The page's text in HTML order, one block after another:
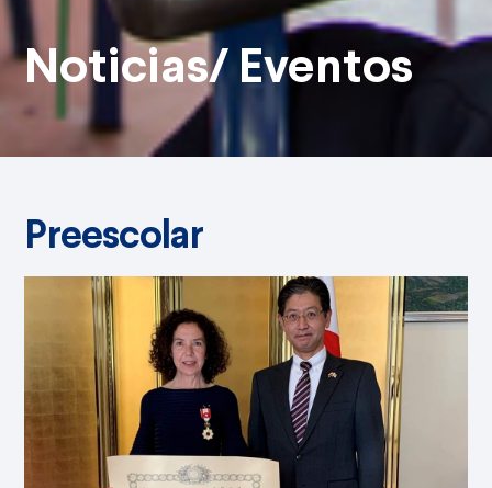
Noticias/ Eventos
Preescolar